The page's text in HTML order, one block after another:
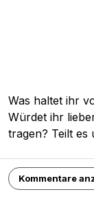
Was haltet ihr
Würdet ihr
tragen? Teilt es
Kommentare